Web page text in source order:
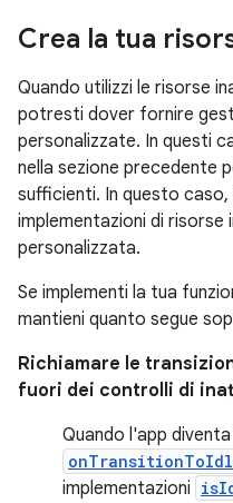
Crea la tua
Quando utilizzi le risorse
potresti dover fornire
personalizzate. In questi
nella sezione precedente
sufficienti. In questo
implementazioni di risorse
personalizzata.
Se implementi la tua
mantieni quanto segue
Richiamare le
fuori dei controlli di
Quando l'app
implementazioni